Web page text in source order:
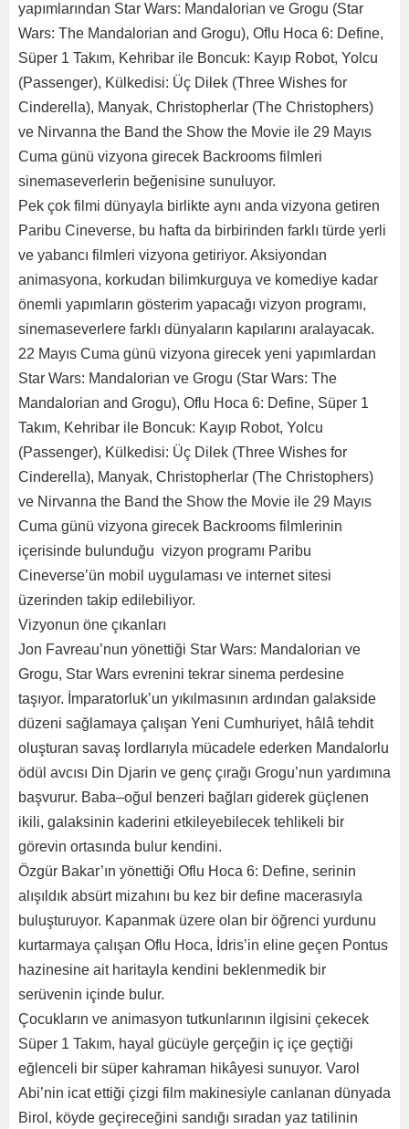
yapımlarından Star Wars: Mandalorian ve Grogu (Star
Wars: The Mandalorian and Grogu), Oflu Hoca 6: Define,
Süper 1 Takım, Kehribar ile Boncuk: Kayıp Robot, Yolcu
(Passenger), Külkedisi: Üç Dilek (Three Wishes for
Cinderella), Manyak, Christopherlar (The Christophers)
ve Nirvanna the Band the Show the Movie ile 29 Mayıs
Cuma günü vizyona girecek Backrooms filmleri
sinemaseverlerin beğenisine sunuluyor.
Pek çok filmi dünyayla birlikte aynı anda vizyona getiren
Paribu Cineverse, bu hafta da birbirinden farklı türde yerli
ve yabancı filmleri vizyona getiriyor. Aksiyondan
animasyona, korkudan bilimkurguya ve komediye kadar
önemli yapımların gösterim yapacağı vizyon programı,
sinemaseverlere farklı dünyaların kapılarını aralayacak.
22 Mayıs Cuma günü vizyona girecek yeni yapımlardan
Star Wars: Mandalorian ve Grogu (Star Wars: The
Mandalorian and Grogu), Oflu Hoca 6: Define, Süper 1
Takım, Kehribar ile Boncuk: Kayıp Robot, Yolcu
(Passenger), Külkedisi: Üç Dilek (Three Wishes for
Cinderella), Manyak, Christopherlar (The Christophers)
ve Nirvanna the Band the Show the Movie ile 29 Mayıs
Cuma günü vizyona girecek Backrooms filmlerinin
içerisinde bulunduğu vizyon programı Paribu
Cineverse’ün mobil uygulaması ve internet sitesi
üzerinden takip edilebiliyor.
Vizyonun öne çıkanları
Jon Favreau’nun yönettiği Star Wars: Mandalorian ve
Grogu, Star Wars evrenini tekrar sinema perdesine
taşıyor. İmparatorluk’un yıkılmasının ardından galakside
düzeni sağlamaya çalışan Yeni Cumhuriyet, hâlâ tehdit
oluşturan savaş lordlarıyla mücadele ederken Mandalorlu
ödül avcısı Din Djarin ve genç çırağı Grogu’nun yardımına
başvurur. Baba–oğul benzeri bağları giderek güçlenen
ikili, galaksinin kaderini etkileyebilecek tehlikeli bir
görevin ortasında bulur kendini.
Özgür Bakar’ın yönettiği Oflu Hoca 6: Define, serinin
alışıldık absürt mizahını bu kez bir define macerasıyla
buluşturuyor. Kapanmak üzere olan bir öğrenci yurdunu
kurtarmaya çalışan Oflu Hoca, İdris’in eline geçen Pontus
hazinesine ait haritayla kendini beklenmedik bir
serüvenin içinde bulur.
Çocukların ve animasyon tutkunlarının ilgisini çekecek
Süper 1 Takım, hayal gücüyle gerçeğin iç içe geçtiği
eğlenceli bir süper kahraman hikâyesi sunuyor. Varol
Abi’nin icat ettiği çizgi film makinesiyle canlanan dünyada
Birol, köyde geçireceğini sandığı sıradan yaz tatilinin